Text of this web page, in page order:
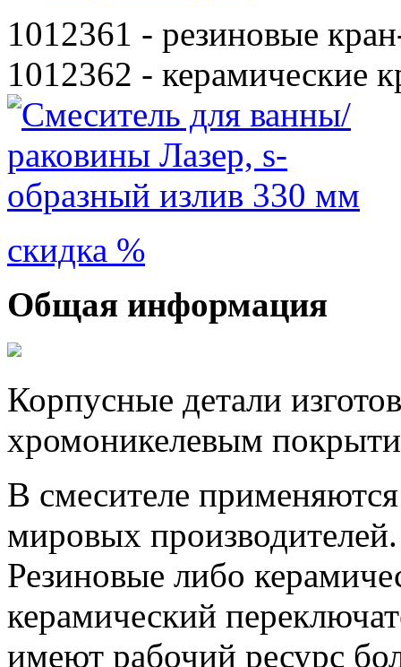
1012361 - резиновые
1012362 - керамические
скидка %
Общая информация
Корпусные детали
хромоникелевым
В смесителе
мировых производителей.
Резиновые либо
керамический
имеют рабочий ресурс